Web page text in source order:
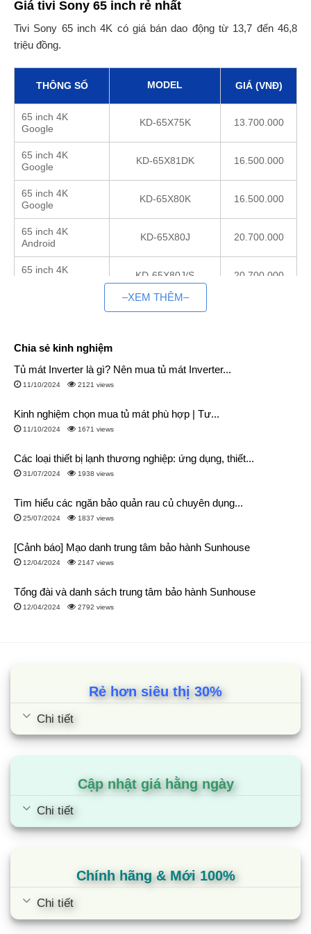
Giá tivi Sony 65 inch rẻ nhất
Tivi Sony 65 inch 4K có giá bán dao động từ 13,7 đến 46,8
triệu đồng.
THÔNG SỐ MODEL GIÁ (VNĐ)
65 inch 4K
Google
KD-65X75K 13.700.000
65 inch 4K
Google
KD-65X81DK 16.500.000
65 inch 4K
Google
KD-65X80K 16.500.000
65 inch 4K
Android
KD-65X80J 20.700.000
65 inch 4K
KD-65X80J/S 20.700.000
KD-65X86J
65 inch 4K OLED
65 inch 4K OLED
65 inch 4K OLED
Android
Giới thiệu tivi Sony 65 inch
Sony là tập đoàn điện tử đa quốc gia hàng đầu thế giới, được
Nhật Bản. Hiện nay, Sony đang là tập đoàn điện tử top 5 thế
giới và là một trong những thương hiệu tivi nổi bật nhất trên thị
trưng riêng.
Hầu hết các mẫu tivi Sony 65 inch Bravia đều được sản xuất
và lắp ráp tại Malaysia. Đây là một trong những nơi có nhà
máy sản xuất và lắp ráp tivi hiện đại nhất thế giới.
Với tivi
ngày mua, nhưng không quá 30 tháng từ ngày phát
Với phụ kiện: Sony không bảo hành các phụ kiện kèm
theo, ngoại trừ bộ nguồn tivi. Hãng chỉ bảo hành phụ
kiện bán riêng trong 3 tháng.
–XEM THÊM–
Chia sẻ kinh nghiệm
Tủ mát Inverter là gì? Nên mua tủ mát Inverter...
11/10/2024 2121 views
Kinh nghiệm chọn mua tủ mát phù hợp | Tư...
11/10/2024 1671 views
Các loại thiết bị lạnh thương nghiệp: ứng dụng, thiết...
31/07/2024 1938 views
Tìm hiểu các ngăn bảo quản rau củ chuyên dụng...
25/07/2024 1837 views
[Cảnh báo] Mạo danh trung tâm bảo hành Sunhouse
12/04/2024 2147 views
Tổng đài và danh sách trung tâm bảo hành Sunhouse
12/04/2024 2792 views
Rẻ hơn siêu thị 30%
Chi tiết
Cập nhật giá hằng ngày
Chi tiết
Chính hãng & Mới 100%
Chi tiết